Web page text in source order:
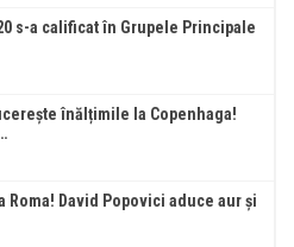
s-a calificat în Grupele Principale
înălțimile la Copenhaga!
Roma! David Popovici aduce aur și